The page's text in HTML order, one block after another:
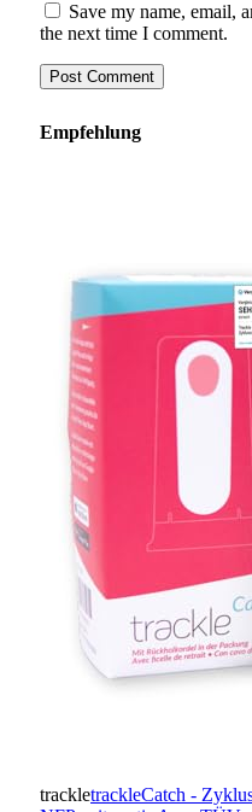
Save my name, email,
the next time I comment.
Empfehlung
trackletrackleCatch -